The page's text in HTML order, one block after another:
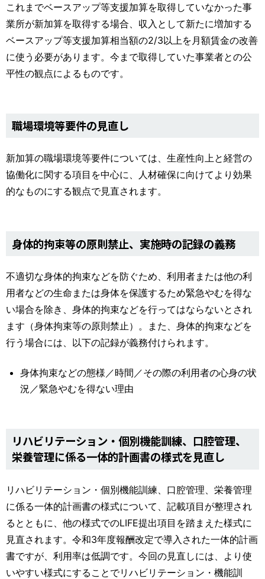
これまでベースアップ等支援加算を取得していなかった事
業所が新加算を取得する場合、収入として新たに増加する
ベースアップ等支援加算相当額の2/3以上を月額賃金の改善
に使う必要があります。今まで取得していた事業者との公
平性の観点によるものです。
職場環境等要件の見直し
新加算の職場環境等要件については、生産性向上と経営の
協働化に関する項目を中心に、人材確保に向けてより効果
的なものにする観点で見直されます。
身体的拘束等の原則禁止、実施時の記録の義務
不適切な身体的拘束などを防ぐため、利用者または他の利
用者などの生命または身体を保護するため緊急やむを得な
い場合を除き、身体的拘束などを行ってはならないとされ
ます（身体拘束等の原則禁止）。また、身体的拘束などを
行う場合には、以下の記録が義務付けられます。
身体拘束などの態様／時間／その際の利用者の心身の状
況／緊急やむを得ない理由
リハビリテーション・個別機能訓練、口腔管理、
栄養管理に係る一体的計画書の様式を見直し
リハビリテーション・個別機能訓練、口腔管理、栄養管理
に係る一体的計画書の様式について、記載項目が整理され
るとともに、他の様式でのLIFE提出項目を踏まえた様式に
見直されます。令和3年度報酬改定で導入された一体的計画
書ですが、利用率は低調です。今回の見直しには、より使
いやすい様式にすることでリハビリテーション・機能訓